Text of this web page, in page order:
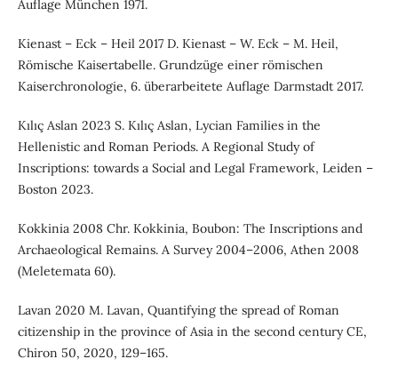
Auflage München 1971.
Kienast – Eck – Heil 2017 D. Kienast – W. Eck – M. Heil,
Römische Kaisertabelle. Grundzüge einer römischen
Kaiserchronologie, 6. überarbeitete Auflage Darmstadt 2017.
Kılıç Aslan 2023 S. Kılıç Aslan, Lycian Families in the
Hellenistic and Roman Periods. A Regional Study of
Inscriptions: towards a Social and Legal Framework, Leiden –
Boston 2023.
Kokkinia 2008 Chr. Kokkinia, Boubon: The Inscriptions and
Archaeological Remains. A Survey 2004–2006, Athen 2008
(Meletemata 60).
Lavan 2020 M. Lavan, Quantifying the spread of Roman
citizenship in the province of Asia in the second century CE,
Chiron 50, 2020, 129–165.